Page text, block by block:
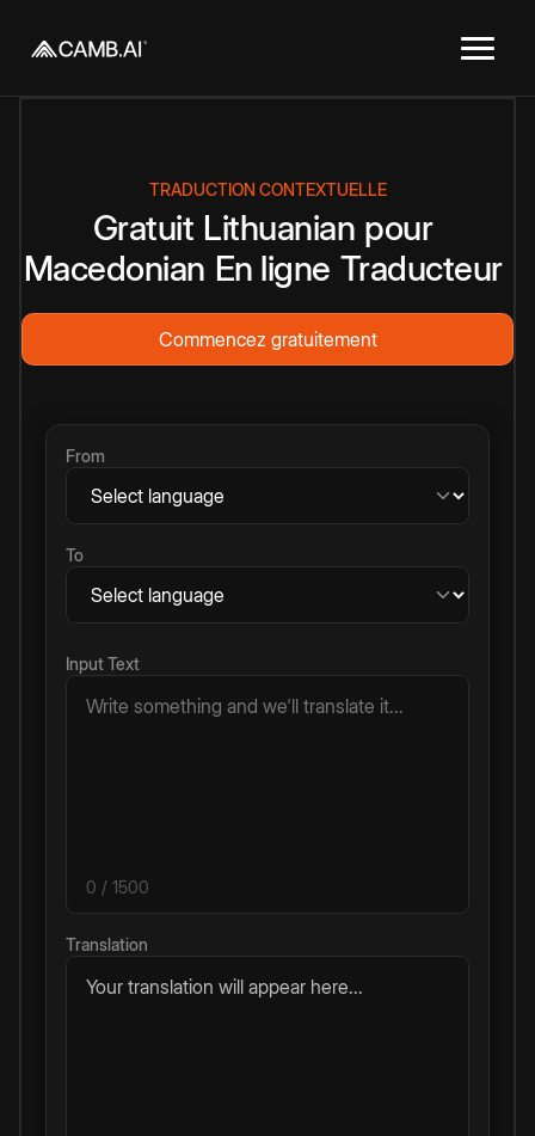
TRADUCTION CONTEXTUELLE
Gratuit Lithuanian pour
Macedonian En ligne Traducteur
Commencez gratuitement
From
To
Input Text
0 / 1500
Translation
Your translation will appear here...